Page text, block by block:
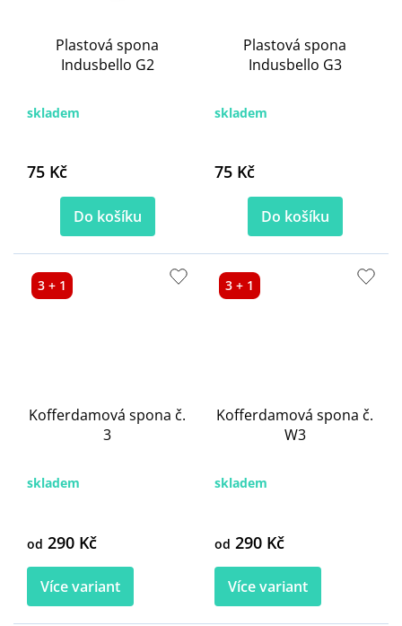
Plastová spona
Indusbello G2
skladem
75 Kč
Do košíku
Plastová spona
Indusbello G3
skladem
75 Kč
Do košíku
3 + 1
Kofferdamová spona č.
3
skladem
od 290 Kč
Více variant
3 + 1
Kofferdamová spona č.
W3
skladem
od 290 Kč
Více variant